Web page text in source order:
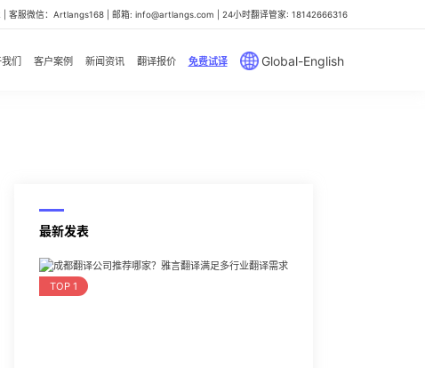
| 客服微信：Artlangs168 | 邮箱: info@artlangs.com | 24小时翻译管家: 18142666316
们 客户案例 新闻资讯 翻译报价 免费试译 Global-English
最新发表
TOP 1